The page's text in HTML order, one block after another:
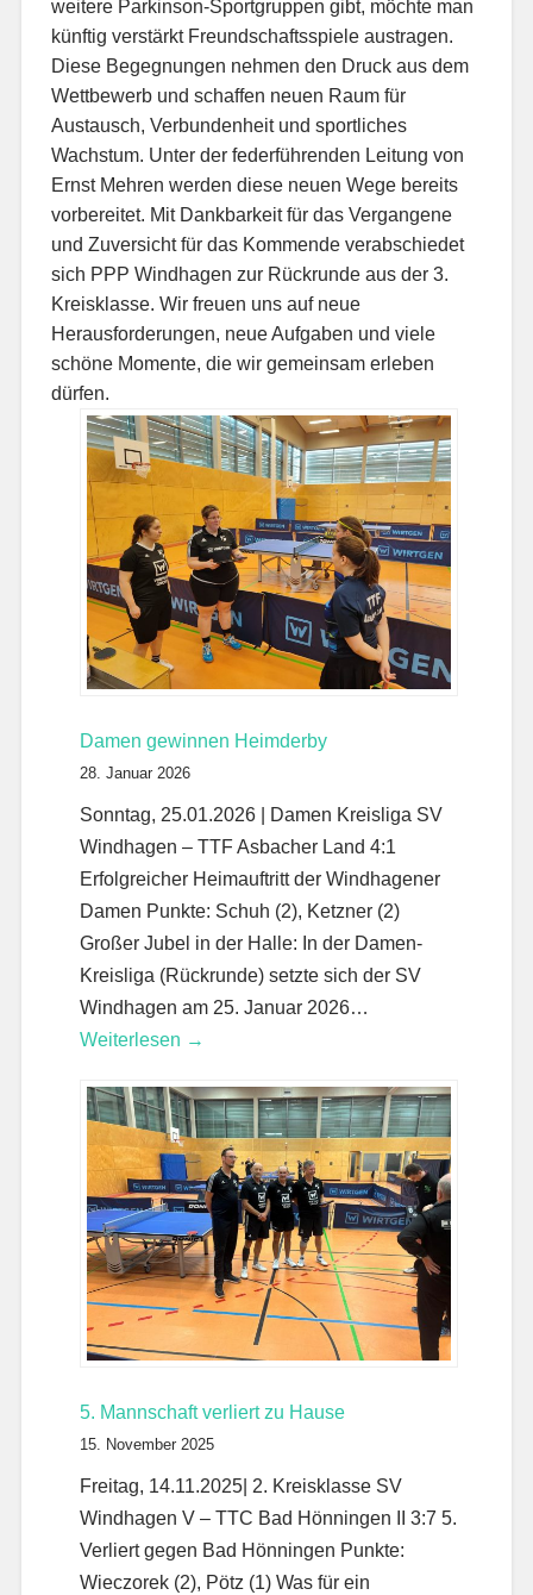
weitere Parkinson-Sportgruppen gibt, möchte man
künftig verstärkt Freundschaftsspiele austragen.
Diese Begegnungen nehmen den Druck aus dem
Wettbewerb und schaffen neuen Raum für
Austausch, Verbundenheit und sportliches
Wachstum. Unter der federführenden Leitung von
Ernst Mehren werden diese neuen Wege bereits
vorbereitet. Mit Dankbarkeit für das Vergangene
und Zuversicht für das Kommende verabschiedet
sich PPP Windhagen zur Rückrunde aus der 3.
Kreisklasse. Wir freuen uns auf neue
Herausforderungen, neue Aufgaben und viele
schöne Momente, die wir gemeinsam erleben
dürfen.
Damen gewinnen Heimderby
28. Januar 2026
Sonntag, 25.01.2026 | Damen Kreisliga SV
Windhagen – TTF Asbacher Land 4:1
Erfolgreicher Heimauftritt der Windhagener
Damen Punkte: Schuh (2), Ketzner (2)
Großer Jubel in der Halle: In der Damen-
Kreisliga (Rückrunde) setzte sich der SV
Windhagen am 25. Januar 2026…
Weiterlesen →
5. Mannschaft verliert zu Hause
15. November 2025
Freitag, 14.11.2025| 2. Kreisklasse SV
Windhagen V – TTC Bad Hönningen II 3:7 5.
Verliert gegen Bad Hönningen Punkte:
Wieczorek (2), Pötz (1) Was für ein